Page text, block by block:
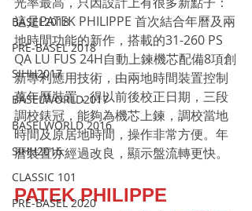
BASEL2018
PRE-BASEL 2018
SIHH2017
BASELWORLD2017
BASELWORLD 2016
SIHH2016
CLASSIC 101
PRE-BASEL 2020
這是PATEK PHILIPPE 首次結合年曆及兩
地時間功能的新作，搭載的31-260 PS
QA LU FUS 24H自動上鍊機芯配備8項創
新專利應用技術，由兩地時間裝置控制
萬年曆裝置，得以前後校正日期，三段
調校錶冠，能夠為機芯上鍊，調校當地
時間及原居地時間，操作非常方便。年
曆裝置亦經過改良，顯示盤流轉更快。
PATEK PHILIPPE